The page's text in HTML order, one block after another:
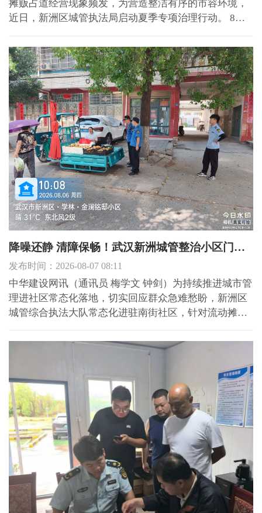
摊贩占道经营现象频发，为营造整洁有序的市容环境，
近日，新洲区城管执法局启动夏季专项治理行动。 8月5
机动车沿街售卖行为进行专项整治行动。 此次行动主要
是针对夜晚人流高峰时段，辖区内部分主次干道、社区
周边...
降噪还静 清障保畅！武汉新洲城管整治小区门口占道叫卖乱象
发布时间：2026-08-07 08:11
中华建设网讯（通讯员 梅学文 钟剑）为持续推进城市管
理进社区常态化落地，切实回应群众急难愁盼，新洲区
城管综合执法大队常态化进驻南街社区，针对流动摊贩
现场处置，着力营造整洁安静的社区居住环境。 入夏以
来，小区门口流动瓜贩增多，部分摊贩利用三轮车占道